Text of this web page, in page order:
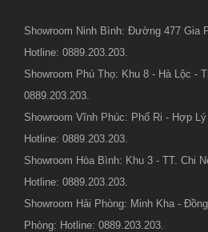
Showroom Ninh Bình: Đường 477 Gia
Hotline: 0889.203.203.
Showroom Phú Thọ: Khu 8 - Hà Lộc -
0889.203.203.
Showroom Vĩnh Phúc: Phố Ri - Hợp
Hotline: 0889.203.203.
Showroom Hòa Bình: Khu 3 - TT. Chi
Hotline: 0889.203.203.
Showroom Hải Phòng: Minh Kha -
Phòng: Hotline: 0889.203.203.